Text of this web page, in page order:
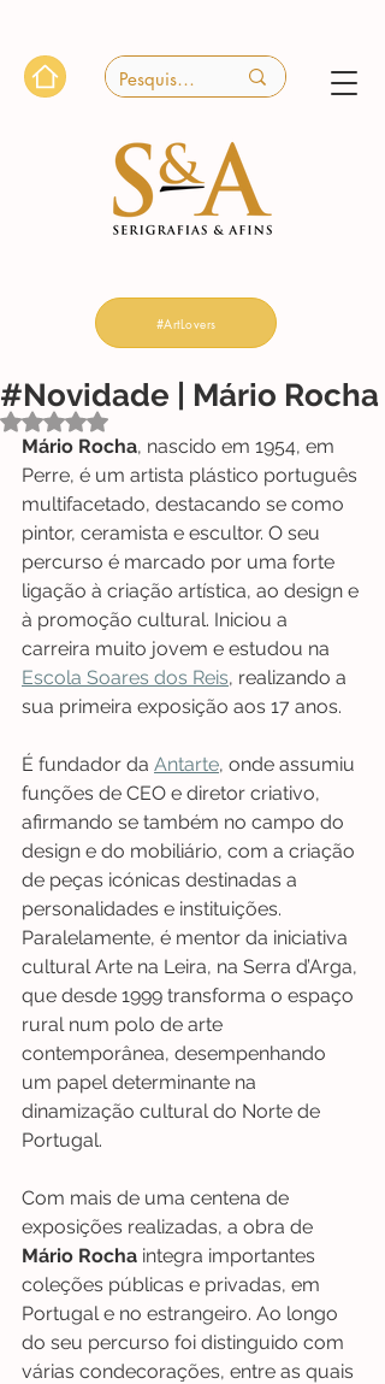
#ArtLovers
#Novidade | Mário Rocha
Avaliado com NaN de 5 estrelas.
Mário Rocha, nascido em 1954, em
Perre, é um artista plástico português
multifacetado, destacando se como
pintor, ceramista e escultor. O seu
percurso é marcado por uma forte
ligação à criação artística, ao design e
à promoção cultural. Iniciou a
carreira muito jovem e estudou na
Escola Soares dos Reis, realizando a
sua primeira exposição aos 17 anos.
É fundador da Antarte, onde assumiu
funções de CEO e diretor criativo,
afirmando se também no campo do
design e do mobiliário, com a criação
de peças icónicas destinadas a
personalidades e instituições.
Paralelamente, é mentor da iniciativa
cultural Arte na Leira, na Serra d’Arga,
que desde 1999 transforma o espaço
rural num polo de arte
contemporânea, desempenhando
um papel determinante na
dinamização cultural do Norte de
Portugal.
Com mais de uma centena de
exposições realizadas, a obra de
Mário Rocha integra importantes
coleções públicas e privadas, em
Portugal e no estrangeiro. Ao longo
do seu percurso foi distinguido com
várias condecorações, entre as quais